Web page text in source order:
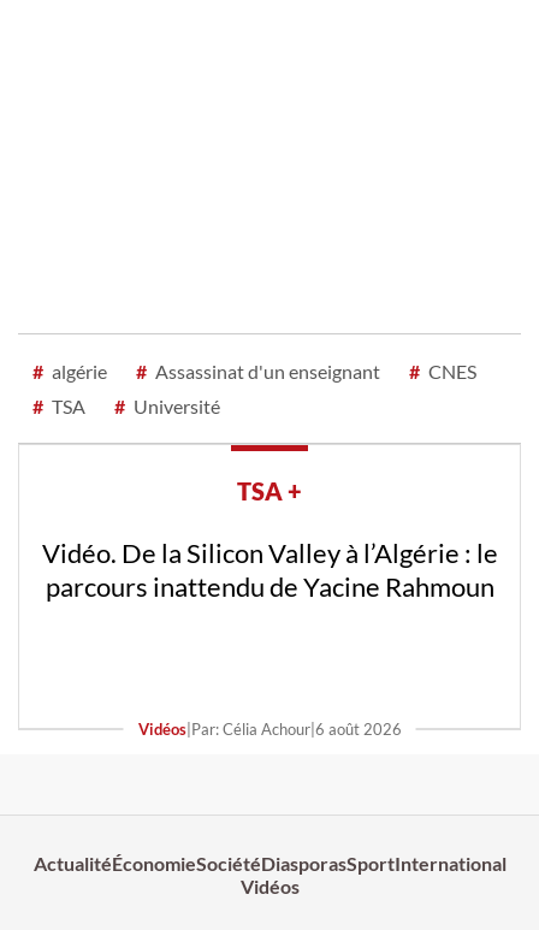
# algérie # Assassinat d'un enseignant # CNES
# TSA # Université
TSA +
Vidéo. De la Silicon Valley à l’Algérie : le
parcours inattendu de Yacine Rahmoun
Vidéos| Par: Célia Achour| 6 août 2026
ActualitéÉconomieSociétéDiasporasSportInternational
Vidéos